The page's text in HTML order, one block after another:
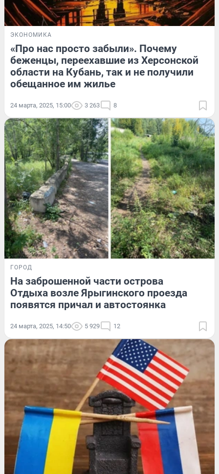
ЭКОНОМИКА
«Про нас просто забыли». Почему
беженцы, переехавшие из Херсонской
области на Кубань, так и не получили
обещанное им жилье
24 марта, 2025, 15:00 3 263 8
ГОРОД
На заброшенной части острова
Отдыха возле Ярыгинского проезда
появятся причал и автостоянка
24 марта, 2025, 14:50 5 929 12